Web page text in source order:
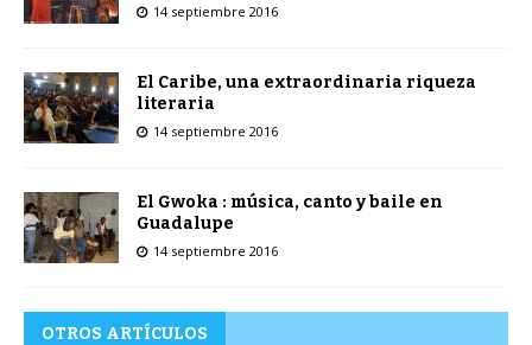
14 septiembre 2016
El Caribe, una extraordinaria riqueza
literaria
14 septiembre 2016
El Gwoka : música, canto y baile en
Guadalupe
14 septiembre 2016
OTROS ARTÍCULOS